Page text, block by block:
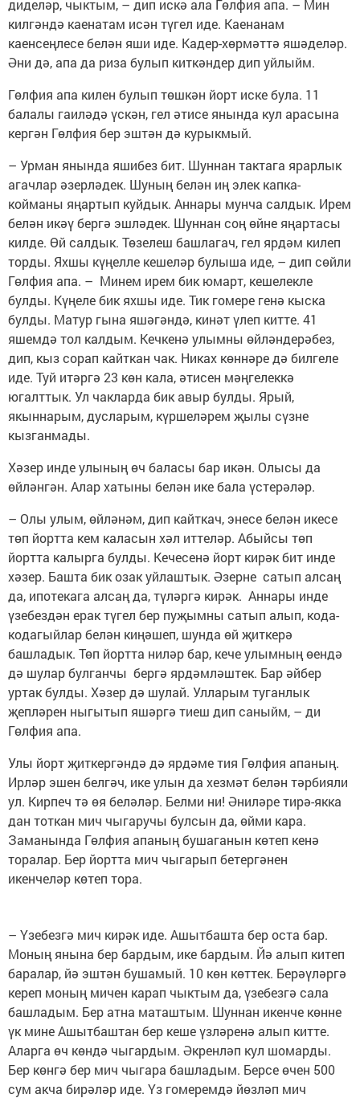
диделәр, чыктым, – дип искә ала Гөлфия апа. – Мин
килгәндә каенатам исән түгел иде. Каенанам
каенсеңлесе белән яши иде. Кадер-хөрмәттә яшәделәр.
Әни дә, апа да риза булып киткәндер дип уйлыйм.
Гөлфия апа килен булып төшкән йорт иске була. 11
балалы гаиләдә үскән, гел әтисе янында кул арасына
кергән Гөлфия бер эштән дә курыкмый.
– Урман янында яшибез бит. Шуннан тактага ярарлык
агачлар әзерләдек. Шуның белән иң элек капка-
койманы яңартып куйдык. Аннары мунча салдык. Ирем
белән икәү бергә эшләдек. Шуннан соң өйне яңартасы
килде. Өй салдык. Төзелеш башлагач, гел ярдәм килеп
торды. Яхшы күңелле кешеләр булыша иде, – дип сөйли
Гөлфия апа. – Минем ирем бик юмарт, кешелекле
булды. Күңеле бик яхшы иде. Тик гомере генә кыска
булды. Матур гына яшәгәндә, кинәт үлеп китте. 41
яшемдә тол калдым. Кечкенә улымны өйләндерәбез,
дип, кыз сорап кайткан чак. Никах көннәре дә билгеле
иде. Туй итәргә 23 көн кала, әтисен мәңгелеккә
югалттык. Ул чакларда бик авыр булды. Ярый,
якыннарым, дусларым, күршеләрем җылы сүзне
кызганмады.
Хәзер инде улының өч баласы бар икән. Олысы да
өйләнгән. Алар хатыны белән ике бала үстерәләр.
– Олы улым, өйләнәм, дип кайткач, энесе белән икесе
төп йортта кем каласын хәл иттеләр. Абыйсы төп
йортта калырга булды. Кечесенә йорт кирәк бит инде
хәзер. Башта бик озак уйлаштык. Әзерне сатып алсаң
да, ипотекага алсаң да, түләргә кирәк. Аннары инде
үзебездән ерак түгел бер пуҗымны сатып алып, кода-
кодагыйлар белән киңәшеп, шунда өй җиткерә
башладык. Төп йортта ниләр бар, кече улымның өендә
дә шулар булганчы бергә ярдәмләштек. Бар әйбер
уртак булды. Хәзер дә шулай. Улларым туганлык
җепләрен ныгытып яшәргә тиеш дип саныйм, – ди
Гөлфия апа.
Улы йорт җиткергәндә дә ярдәме тия Гөлфия апаның.
Ирләр эшен белгәч, ике улын да хезмәт белән тәрбияли
ул. Кирпеч тә өя беләләр. Белми ни! Әниләре тирә-якка
дан тоткан мич чыгаручы булсын да, өйми кара.
Заманында Гөлфия апаның бушаганын көтеп кенә
торалар. Бер йортта мич чыгарып бетергәнен
икенчеләр көтеп тора.
– Үзебезгә мич кирәк иде. Ашытбашта бер оста бар.
Моның янына бер бардым, ике бардым. Йә алып китеп
баралар, йә эштән бушамый. 10 көн көттек. Берәүләргә
кереп моның мичен карап чыктым да, үзебезгә сала
башладым. Бер атна маташтым. Шуннан икенче көнне
үк мине Ашытбаштан бер кеше үзләренә алып китте.
Аларга өч көндә чыгардым. Әкренләп кул шомарды.
Бер көнгә бер мич чыгара башладым. Берсе өчен 500
сум акча бирәләр иде. Үз гомеремдә йөзләп мич